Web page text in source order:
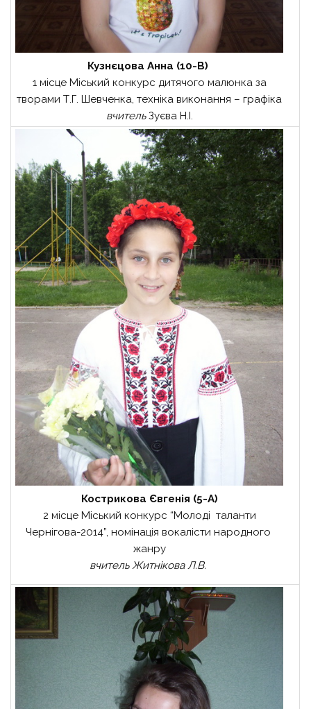
Кузнєцова Анна (10-В)
1 місце Міський конкурс дитячого малюнка за
творами Т.Г. Шевченка, техніка виконання – графіка
вчительЗуєва Н.І.
Кострикова Євгенія (5-А)
2 місце Міський конкурс “Молоді таланти
Чернігова-2014”, номінація вокалісти народного
жанру
вчитель Житнікова Л.В.